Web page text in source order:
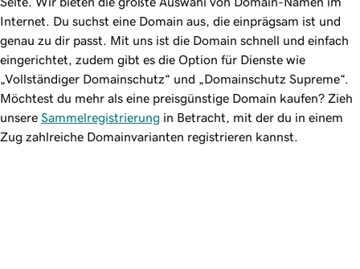
Internet. Du suchst eine Domain aus, die einprägsam ist und
genau zu dir passt. Mit uns ist die Domain schnell und einfach
eingerichtet, zudem gibt es die Option für Dienste wie
„Vollständiger Domainschutz“ und „Domainschutz Supreme“.
Möchtest du mehr als eine preisgünstige Domain kaufen? Zieh
unsere Sammelregistrierung in Betracht, mit der du in einem
Zug zahlreiche Domainvarianten registrieren kannst.